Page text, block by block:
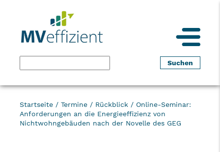
Startseite / Termine / Rückblick / Online-Seminar:
Anforderungen an die Energieeffizienz von
Nichtwohngebäuden nach der Novelle des GEG